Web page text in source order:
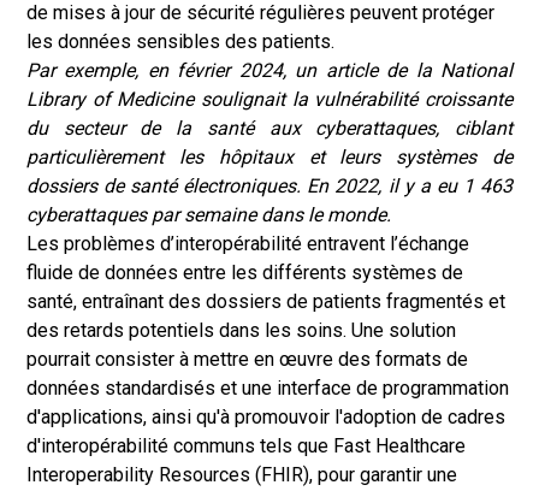
de mises à jour de sécurité régulières peuvent protéger
les données sensibles des patients.
Par exemple, en février 2024, un article de la National
Library of Medicine soulignait la vulnérabilité croissante
du secteur de la santé aux cyberattaques, ciblant
particulièrement les hôpitaux et leurs systèmes de
dossiers de santé électroniques. En 2022, il y a eu 1 463
cyberattaques par semaine dans le monde.
Les problèmes d’interopérabilité entravent l’échange
fluide de données entre les différents systèmes de
santé, entraînant des dossiers de patients fragmentés et
des retards potentiels dans les soins. Une solution
pourrait consister à mettre en œuvre des formats de
données standardisés et une interface de programmation
d'applications, ainsi qu'à promouvoir l'adoption de cadres
d'interopérabilité communs tels que Fast Healthcare
Interoperability Resources (FHIR), pour garantir une